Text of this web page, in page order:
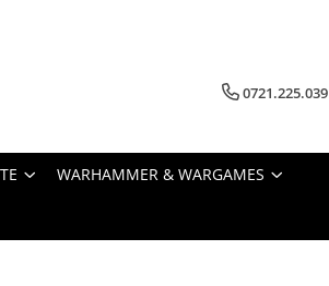
0721.225.039
WARHAMMER & WARGAMES